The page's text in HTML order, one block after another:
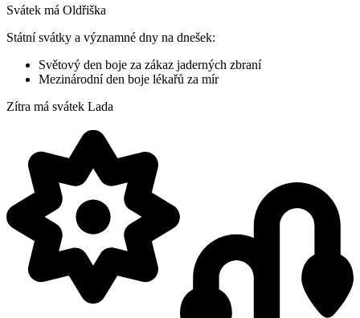
Svátek má Oldřiška
Státní svátky a významné dny na dnešek:
Světový den boje za zákaz jaderných zbraní
Mezinárodní den boje lékařů za mír
Zítra má svátek Lada